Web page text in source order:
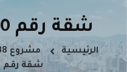
شقة رقم 10 – مشروع 38
الرئيسية مشروع 38 ( تم الإفراغ )
شقة رقم 10 – مشروع 38